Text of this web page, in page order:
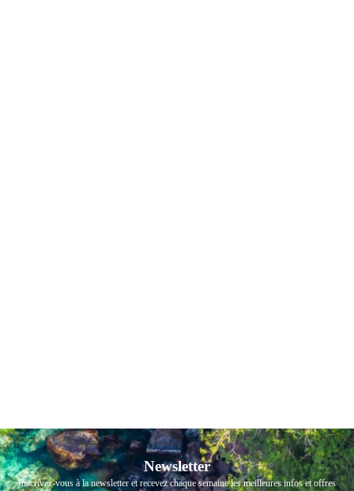
Newsletter
Inscrivez-vous à la newsletter et recevez chaque semaine les meilleures infos et offres